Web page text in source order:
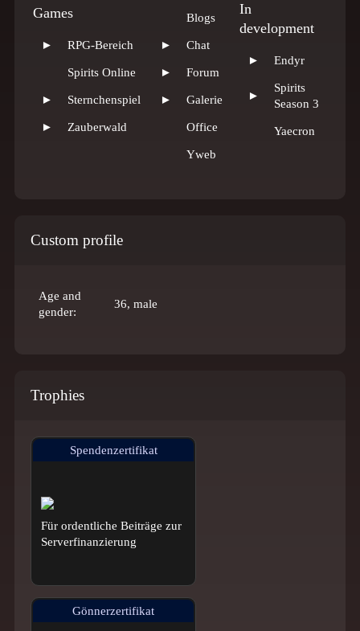
Games
► RPG-Bereich
Spirits Online
► Sternchenspiel
► Zauberwald
Blogs
► Chat
► Forum
► Galerie
Office
Yweb
In
development
► Endyr
►
Spirits
Season 3
Yaecron
Custom profile
Age and
gender:
36, male
Trophies
Spendenzertifikat
Für ordentliche Beiträge zur
Serverfinanzierung
Gönnerzertifikat